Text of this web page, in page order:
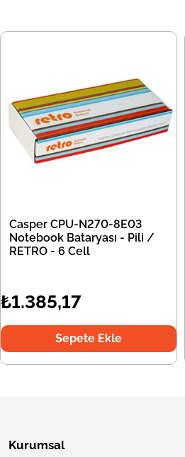
Casper CPU-N270-8E03
Notebook Bataryası - Pili /
RETRO - 6 Cell
₺1.385,17
Sepete Ekle
Kurumsal